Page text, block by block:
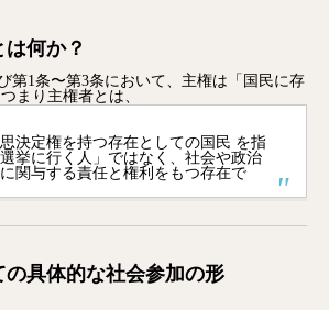
何か？
第1条〜第3条において、主権は「国民に存
まり主権者とは、
決定権を持つ存在としての国民 を指
挙に行く人」ではなく、社会や政治
関与する責任と権利をもつ存在で
の具体的な社会参加の形